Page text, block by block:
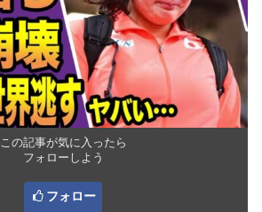
この記事が気に入ったら
フォローしよう
フォロー